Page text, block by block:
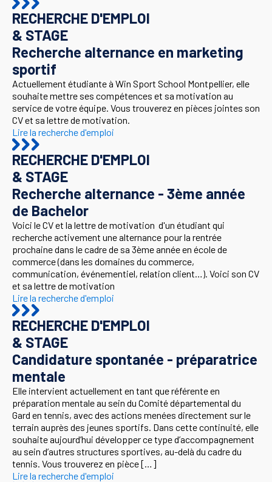
RECHERCHE D'EMPLOI
& STAGE
Recherche alternance en marketing
sportif
Actuellement étudiante à Win Sport School Montpellier, elle
souhaite mettre ses compétences et sa motivation au
service de votre équipe. Vous trouverez en pièces jointes son
CV et sa lettre de motivation.
Lire la recherche d'emploi
RECHERCHE D'EMPLOI
& STAGE
Recherche alternance - 3ème année
de Bachelor
Voici le CV et la lettre de motivation d'un étudiant qui
recherche activement une alternance pour la rentrée
prochaine dans le cadre de sa 3ème année en école de
commerce (dans les domaines du commerce,
communication, événementiel, relation client…). Voici son CV
et sa lettre de motivation
Lire la recherche d'emploi
RECHERCHE D'EMPLOI
& STAGE
Candidature spontanée - préparatrice
mentale
Elle intervient actuellement en tant que référente en
préparation mentale au sein du Comité départemental du
Gard en tennis, avec des actions menées directement sur le
terrain auprès des jeunes sportifs. Dans cette continuité, elle
souhaite aujourd’hui développer ce type d’accompagnement
au sein d’autres structures sportives, au-delà du cadre du
tennis. Vous trouverez en pièce […]
Lire la recherche d'emploi